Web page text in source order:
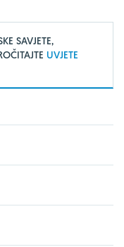
SAVJETE,
UVJETE